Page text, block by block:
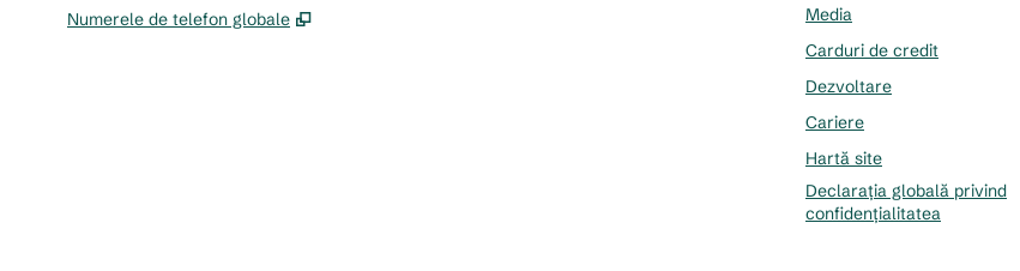
Numerele de telefon globale ,
Media
Carduri de credit
Dezvoltare
Cariere
Hartă site
Declarația globală privind
confidenţialitatea